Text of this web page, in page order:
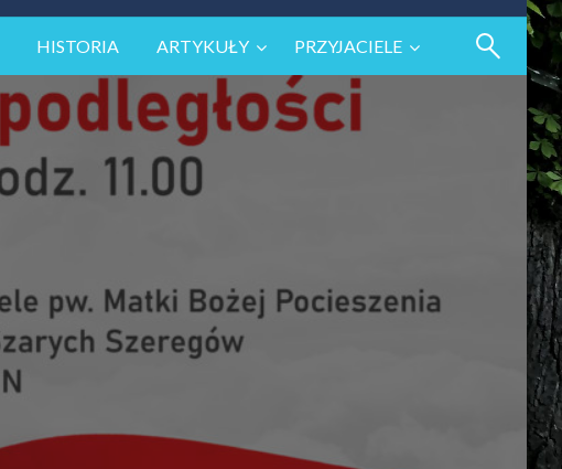
HISTORIA ARTYKUŁY PRZYJACIELE